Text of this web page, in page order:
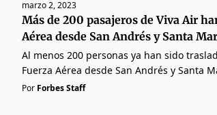
marzo 2, 2023
Más de 200 pasajeros de Viva Air
Aérea desde San Andrés y Santa
Al menos 200 personas ya han sido
Fuerza Aérea desde San Andrés y Santa
Por Forbes Staff